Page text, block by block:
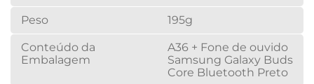
Peso 195g
Conteúdo da
Embalagem
A36 + Fone de ouvido
Samsung Galaxy Buds
Core Bluetooth Preto